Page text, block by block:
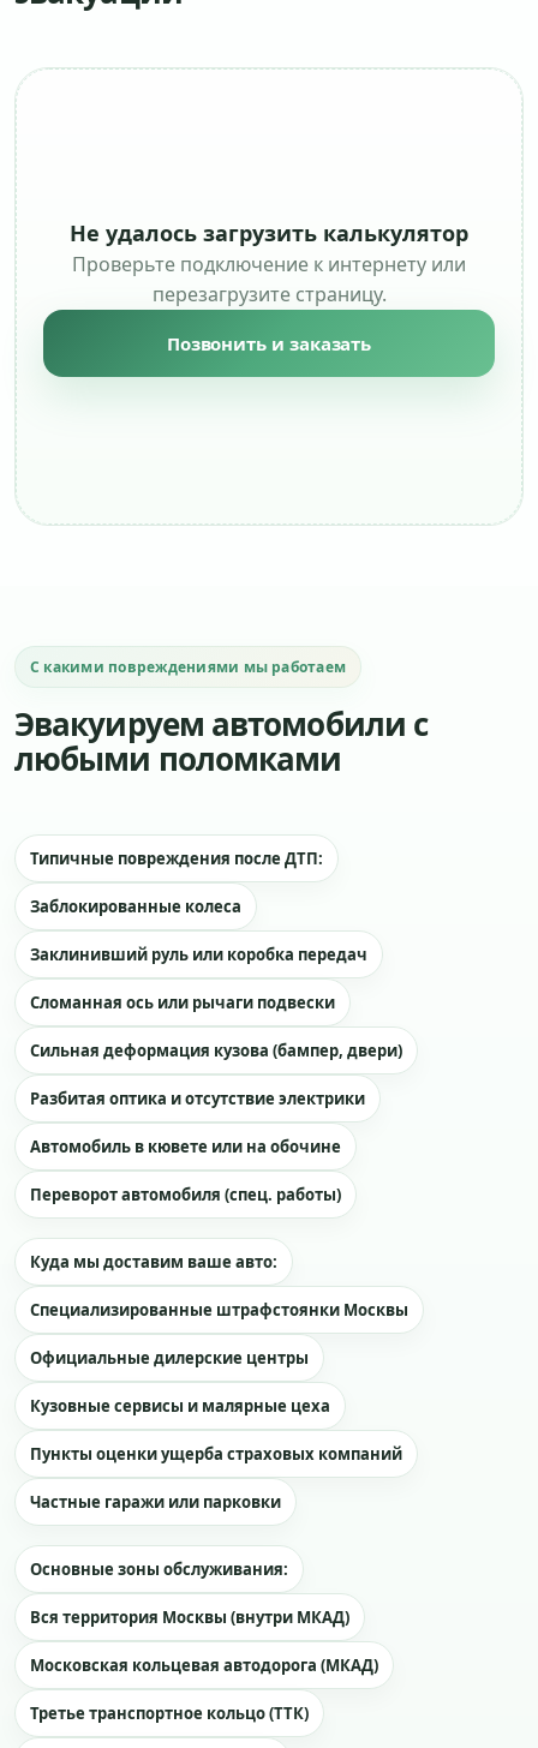
Не удалось загрузить калькулятор
Проверьте подключение к интернету или
перезагрузите страницу.
Позвонить и заказать
С какими повреждениями мы работаем
Эвакуируем автомобили с
любыми поломками
Типичные повреждения после ДТП:
Заблокированные колеса
Заклинивший руль или коробка передач
Сломанная ось или рычаги подвески
Сильная деформация кузова (бампер, двери)
Разбитая оптика и отсутствие электрики
Автомобиль в кювете или на обочине
Переворот автомобиля (спец. работы)
Куда мы доставим ваше авто:
Специализированные штрафстоянки Москвы
Официальные дилерские центры
Кузовные сервисы и малярные цеха
Пункты оценки ущерба страховых компаний
Частные гаражи или парковки
Основные зоны обслуживания:
Вся территория Москвы (внутри МКАД)
Московская кольцевая автодорога (МКАД)
Третье транспортное кольцо (ТТК)